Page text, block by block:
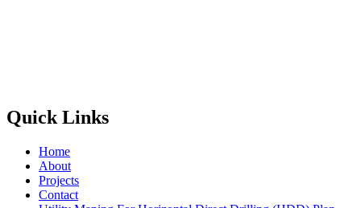
Quick Links
Home
About
Projects
Contact